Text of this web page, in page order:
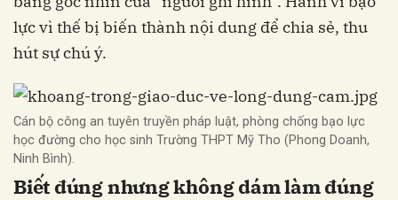
lực vì thế bị biến thành nội dung để chia sẻ, thu
hút sự chú ý.
Cán bộ công an tuyên truyền pháp luật, phòng chống bạo lực
học đường cho học sinh Trường THPT Mỹ Tho (Phong Doanh,
Ninh Bình).
​Biết đúng nhưng không dám làm đúng